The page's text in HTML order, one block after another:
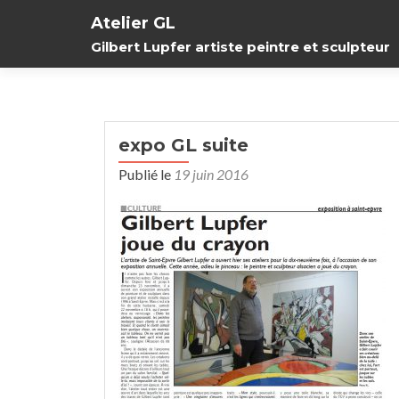
Atelier GL
Gilbert Lupfer artiste peintre et sculpteur
expo GL suite
Publié le 19 juin 2016